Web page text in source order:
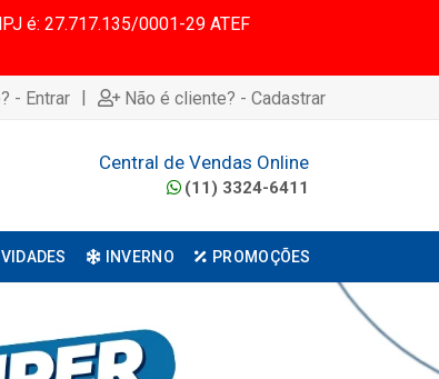
é: 27.717.135/0001-29 ATEF
- Entrar | Não é cliente? - Cadastrar
Central de Vendas Online
(11) 3324-6411
INVERNO PROMOÇÕES